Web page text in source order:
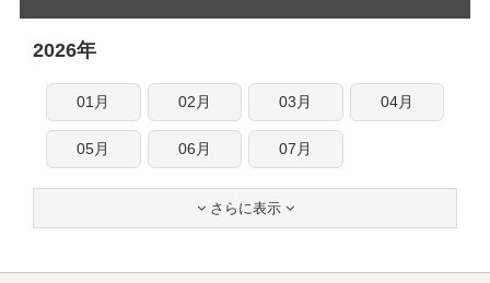
2026年
01月 02月 03月 04月
05月 06月 07月
さらに表示 